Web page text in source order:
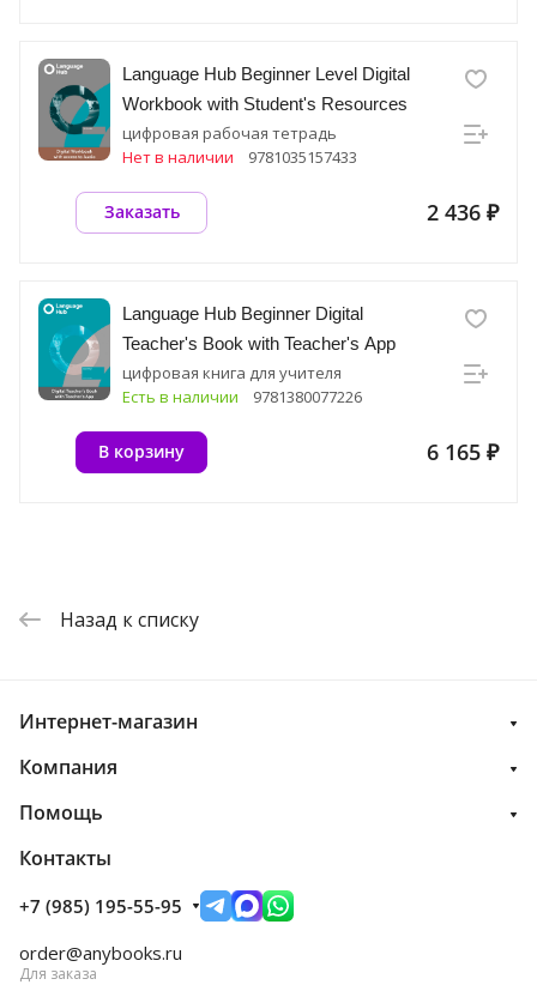
Language Hub Beginner Level Digital
Workbook with Student's Resources
цифровая рабочая тетрадь
Нет в наличии
9781035157433
2 436 ₽
Заказать
Language Hub Beginner Digital
Teacher's Book with Teacher's App
цифровая книга для учителя
Есть в наличии
9781380077226
6 165 ₽
В корзину
Назад к списку
Интернет-магазин
Компания
Помощь
Контакты
+7 (985) 195-55-95
order@anybooks.ru
Для заказа